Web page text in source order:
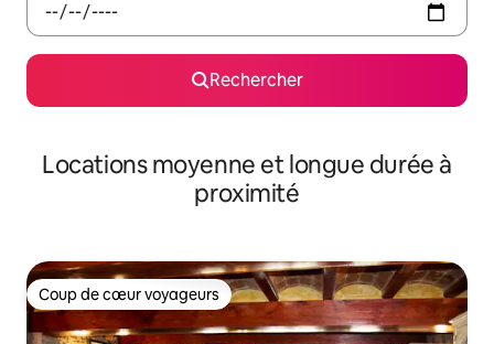
Rechercher
Locations moyenne et longue durée à
proximité
Coup de cœur voyageurs
Coup de cœur voyageurs